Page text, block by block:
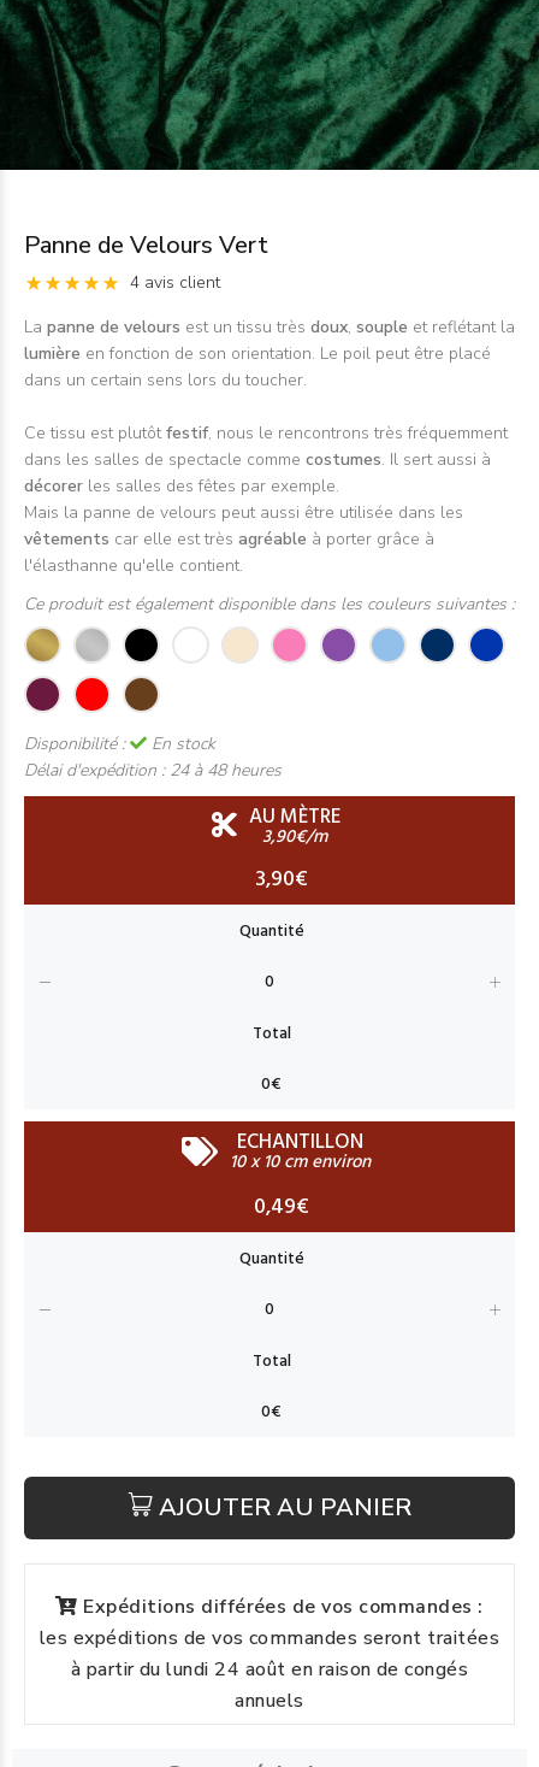
Panne de Velours Vert
4 avis client
La panne de velours est un tissu très doux, souple et reflétant la
lumière en fonction de son orientation. Le poil peut être placé
dans un certain sens lors du toucher.
Ce tissu est plutôtfestif, nous le rencontrons très fréquemment
dans les salles de spectacle comme costumes. Il sert aussi à
décorer les salles des fêtes par exemple.
Mais la panne de velours peut aussi être utilisée dans les
vêtements car elle est très agréable à porter grâce à
l'élasthanne qu'elle contient.
Ce produit est également disponible dans les couleurs suivantes :
Disponibilité :
En stock
Délai d'expédition : 24 à 48 heures
AU MÈTRE
3,90€/m
3,90€
ECHANTILLON
10 x 10 cm environ
0,49€
AJOUTER AU PANIER
Expéditions différées de vos commandes :
les expéditions de vos commandes seront traitées
à partir du lundi 24 août en raison de congés
annuels